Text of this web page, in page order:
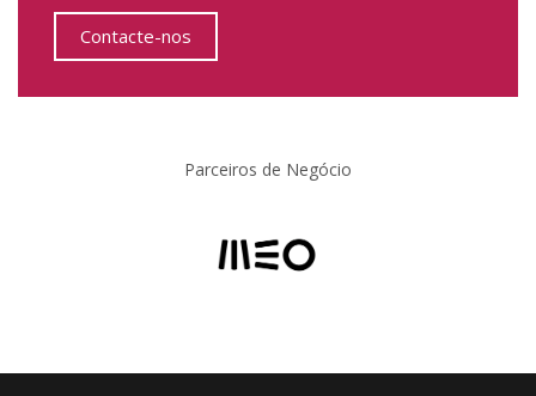
Contacte-nos
Parceiros de Negócio